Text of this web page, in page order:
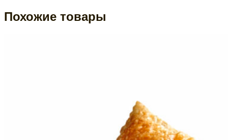
Похожие товары